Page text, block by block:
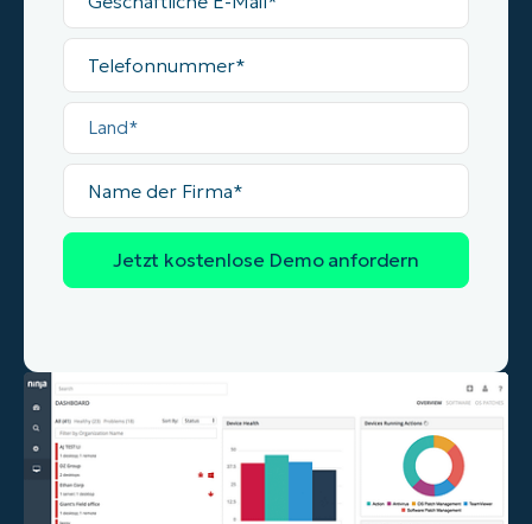
Mail
Telefonnummer
Land
Name
der
Firma